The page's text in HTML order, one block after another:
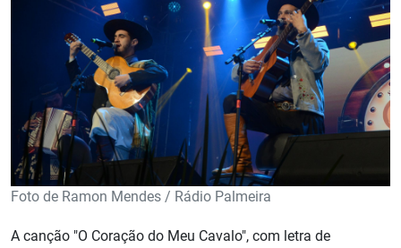
Foto de Ramon Mendes / Rádio Palmeira
A canção "O Coração do Meu Cavalo", com letra de